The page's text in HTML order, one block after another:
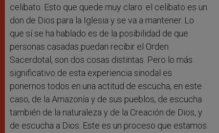
celibato. Esto que quede muy claro: el celibato es un
don de Dios para la Iglesia y se va a mantener. Lo
que sí se ha hablado es de la posibilidad de que
personas casadas puedan recibir el Orden
Sacerdotal, son dos cosas distintas. Pero lo más
significativo de esta experiencia sinodal es
ponernos todos en una actitud de escucha, en este
caso, de la Amazonía y de sus pueblos, de escucha
también de la naturaleza y de la Creación de Dios, y
de escucha a Dios. Este es un proceso que estamos